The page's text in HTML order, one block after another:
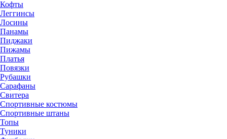
Кофты
Леггинсы
Лосины
Панамы
Пиджаки
Пижамы
Платья
Повязки
Рубашки
Сарафаны
Свитера
Спортивные костюмы
Спортивные штаны
Топы
Туники